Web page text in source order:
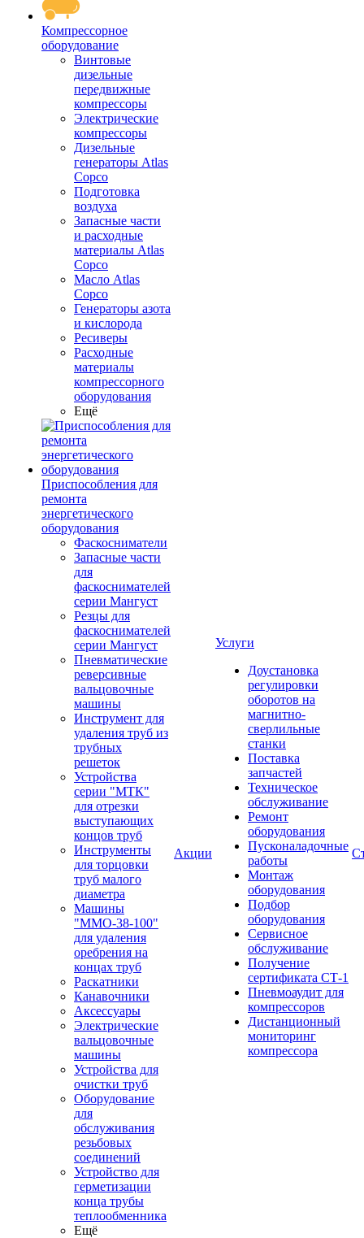
Компрессорное
оборудование
Винтовые
дизельные
передвижные
компрессоры
Электрические
компрессоры
Дизельные
генераторы Atlas
Copco
Подготовка
воздуха
Запасные части
и расходные
материалы Atlas
Copco
Масло Atlas
Copco
Генераторы азота
и кислорода
Ресиверы
Расходные
материалы
компрессорного
оборудования
Ещё
Приспособления для
ремонта
энергетического
оборудования
Фаскосниматели
Запасные части
для
фаскоснимателей
серии Мангуст
Резцы для
фаскоснимателей
серии Мангуст
Пневматические
реверсивные
вальцовочные
машины
Инструмент для
удаления труб из
трубных
решеток
Устройства
серии "МТК"
для отрезки
выступающих
концов труб
Инструменты
для торцовки
труб малого
диаметра
Машины
"ММО-38-100"
для удаления
оребрения на
концах труб
Раскатники
Канавочники
Аксессуары
Электрические
вальцовочные
машины
Устройства для
очистки труб
Оборудование
для
обслуживания
резьбовых
соединений
Устройство для
герметизации
конца трубы
теплообменника
Ещё
Акции
Услуги
Доустановка
регулировки
оборотов на
магнитно-
сверлильные
станки
Поставка
запчастей
Техническое
обслуживание
Ремонт
оборудования
Пусконаладочные
работы
Монтаж
оборудования
Подбор
оборудования
Сервисное
обслуживание
Получение
сертификата СТ-1
Пневмоаудит для
компрессоров
Дистанционный
мониторинг
компрессора